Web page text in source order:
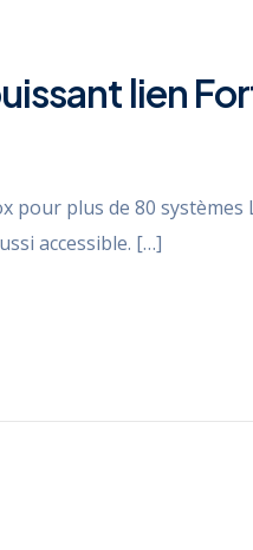
lien
pour plus de 80 systèmes
accessible. […]